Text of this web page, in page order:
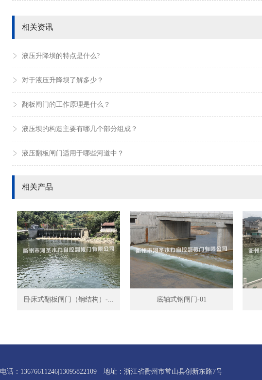
相关资讯
液压升降坝的特点是什么?
对于液压升降坝了解多少？
翻板闸门的工作原理是什么？
液压坝的构造主要有哪几个部分组成？
液压翻板闸门适用于哪些河道中？
相关产品
卧床式翻板闸门（钢结构）-... 底轴式钢闸门-01
电话：13676611246|13095822109 地址：浙江省衢州市常山县创新东路7号